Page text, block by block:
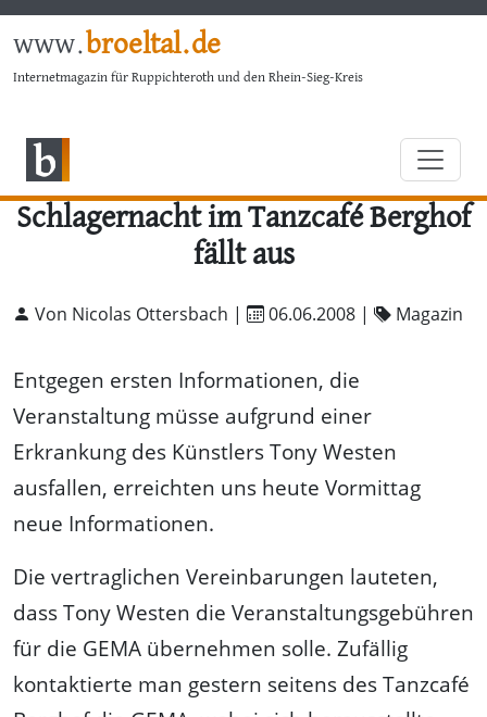
www.broeltal.de
Internetmagazin für Ruppichteroth und den Rhein-Sieg-Kreis
Schlagernacht im Tanzcafé Berghof
fällt aus
Von Nicolas Ottersbach | 06.06.2008 | Magazin
Entgegen ersten Informationen, die
Veranstaltung müsse aufgrund einer
Erkrankung des Künstlers Tony Westen
ausfallen, erreichten uns heute Vormittag
neue Informationen.
Die vertraglichen Vereinbarungen lauteten,
dass Tony Westen die Veranstaltungsgebühren
für die GEMA übernehmen solle. Zufällig
kontaktierte man gestern seitens des Tanzcafé